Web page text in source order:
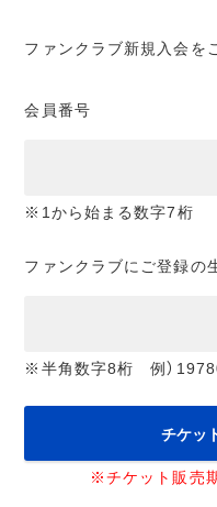
ファンクラブ新規入会を
会員番号
※1から始まる数字7桁
ファンクラブにご登録の
※半角数字8桁 例）
チケッ
※チケット販売